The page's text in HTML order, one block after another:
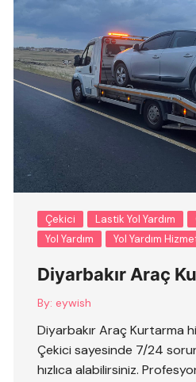
Çekici Lastik Yol Yardım
Yol Yardım
Yol Yardım
Diyarbakır Araç
By: eywish
Diyarbakır Araç Kurtarma
Çekici sayesinde 7/24
hızlıca alabilirsiniz.